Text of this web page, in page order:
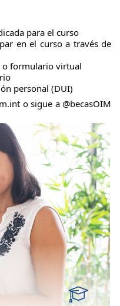
para el curso
en el curso a través de
o formulario virtual
personal (DUI)
o sigue a @becasOIM